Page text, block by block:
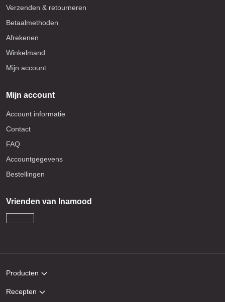
Verzenden & retourneren
Betaalmethoden
Afrekenen
Winkelmand
Mijn account
Mijn account
Account informatie
Contact
FAQ
Accountgegevens
Bestellingen
Vrienden van Inamood
Producten
Recepten